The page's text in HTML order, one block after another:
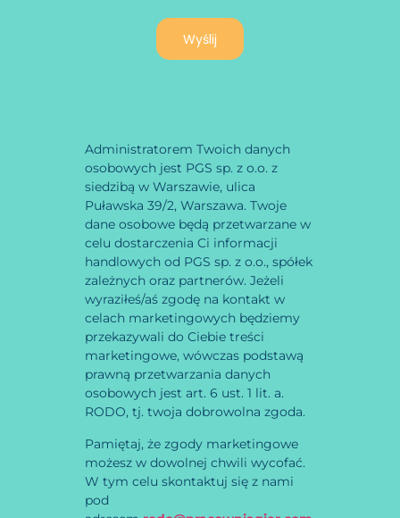
Wyślij
Administratorem Twoich danych
osobowych jest PGS sp. z o.o. z
siedzibą w Warszawie, ulica
Puławska 39/2, Warszawa. Twoje
dane osobowe będą przetwarzane w
celu dostarczenia Ci informacji
handlowych od PGS sp. z o.o., spółek
zależnych oraz partnerów. Jeżeli
wyraziłeś/aś zgodę na kontakt w
celach marketingowych będziemy
przekazywali do Ciebie treści
marketingowe, wówczas podstawą
prawną przetwarzania danych
osobowych jest art. 6 ust. 1 lit. a.
RODO, tj. twoja dobrowolna zgoda.
Pamiętaj, że zgody marketingowe
możesz w dowolnej chwili wycofać.
W tym celu skontaktuj się z nami
pod